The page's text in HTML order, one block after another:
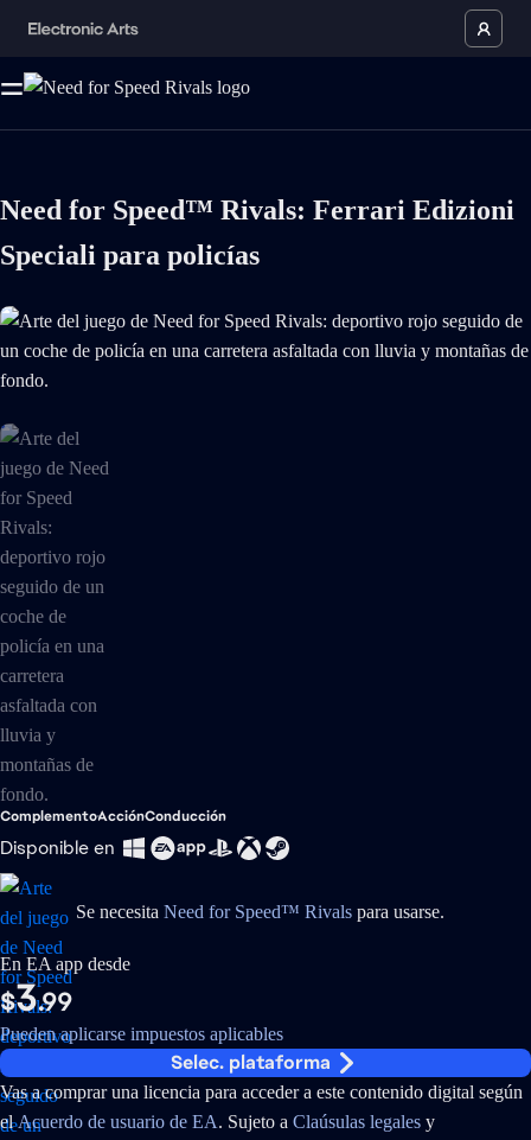
Need for Speed™ Rivals: Ferrari Edizioni
Speciali para policías
Ahora Arte del juego de Need for Speed Rivals: deportivo rojo
ComplementoAcciónConducción
Disponible en
Se necesita Need for Speed™ Rivals para usarse.
En EA app desde
$3.99
Pueden aplicarse impuestos aplicables
Selec. plataforma
Vas a comprar una licencia para acceder a este contenido digital según
elAcuerdo de usuario de EA. Sujeto a Claúsulas legales y